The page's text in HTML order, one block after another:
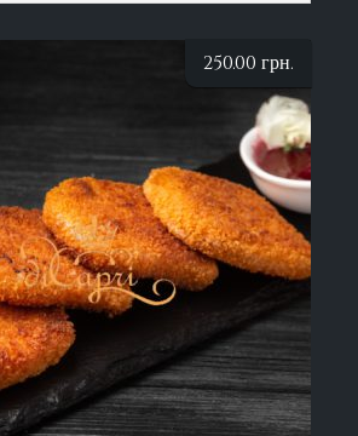
250.00 грн.